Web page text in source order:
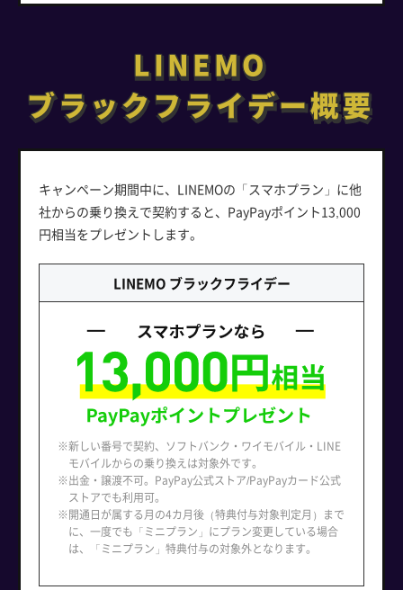
LINEMO
ブラックフライデー概要
LINEMO
ブラックフライデー概要
キャンペーン期間中に、LINEMOの「スマホプラン」に他
社からの乗り換えで契約すると、PayPayポイント13,000
円相当をプレゼントします。
LINEMO ブラックフライデー
※新しい番号で契約、ソフトバンク・ワイモバイル・LINE
モバイルからの乗り換えは対象外です。
※出金・譲渡不可。PayPay公式ストア/PayPayカード公式
ストアでも利用可。
※開通日が属する月の4カ月後（特典付与対象判定月）まで
に、一度でも「ミニプラン」にプラン変更している場合
は、「ミニプラン」特典付与の対象外となります。